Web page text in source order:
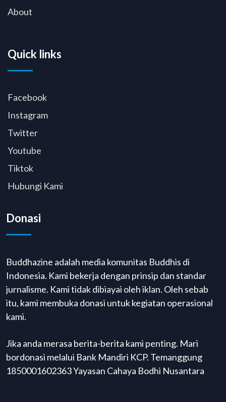
About
Quick links
Facebook
Instagram
Twitter
Youtube
Tiktok
Hubungi Kami
Donasi
Buddhazine adalah media komunitas Buddhis di
Indonesia. Kami bekerja dengan prinsip dan standar
jurnalisme. Kami tidak dibiayai oleh iklan. Oleh sebab
itu, kami membuka donasi untuk kegiatan operasional
kami.
Jika anda merasa berita-berita kami penting. Mari
bordonasi melalui Bank Mandiri KCP. Temanggung
1850001602363 Yayasan Cahaya Bodhi Nusantara